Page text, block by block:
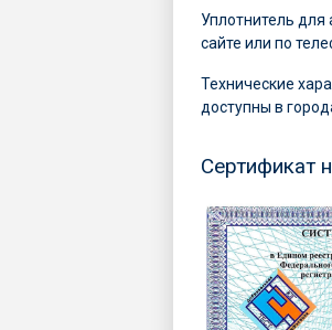
Уплотнитель
сайте или по
Технические
доступны в
Сертификат